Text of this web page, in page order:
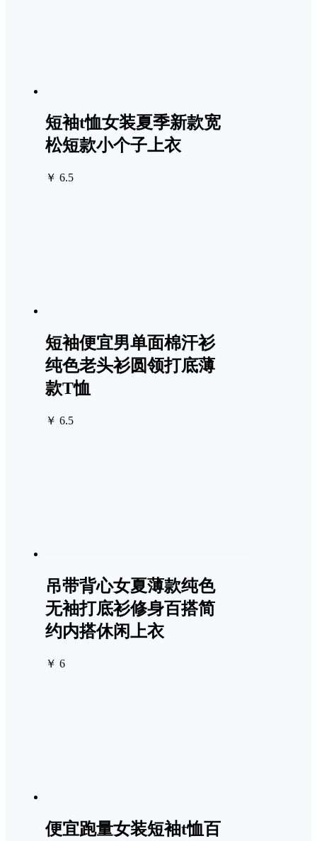
短袖t恤女装夏季新款宽
松短款小个子上衣
￥ 6.5
短袖便宜男单面棉汗衫
纯色老头衫圆领打底薄
款T恤
￥ 6.5
吊带背心女夏薄款纯色
无袖打底衫修身百搭简
约内搭休闲上衣
￥ 6
便宜跑量女装短袖t恤百